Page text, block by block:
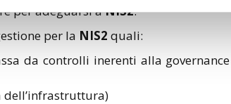
per adeguarsi aNIS2.
per la NIS2 quali:
da controlli inerenti alla
dell’infrastruttura)